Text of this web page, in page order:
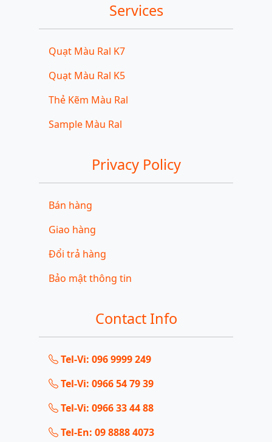
Services
Quạt Màu Ral K7
Quạt Màu Ral K5
Thẻ Kẽm Màu Ral
Sample Màu Ral
Privacy Policy
Bán hàng
Giao hàng
Đổi trả hàng
Bảo mật thông tin
Contact Info
Tel-Vi: 096 9999 249
Tel-Vi: 0966 54 79 39
Tel-Vi: 0966 33 44 88
Tel-En: 09 8888 4073